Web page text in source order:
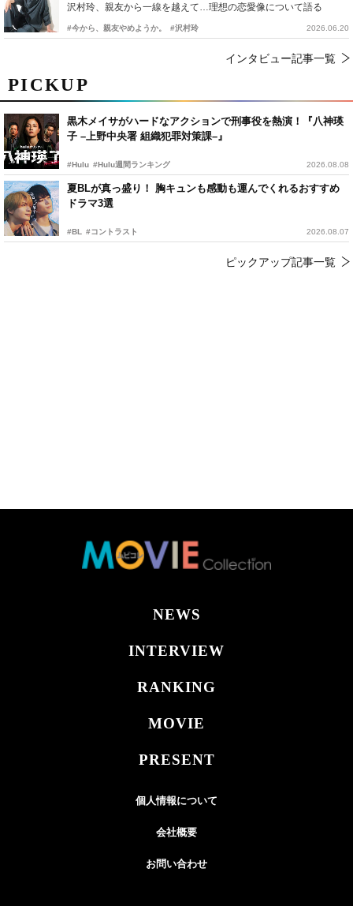
PICKUP
黒木メイサがハードなアクションで刑事役を熱演！『八神瑛
子 –上野中央署 組織犯罪対策課–』
#Hulu #Hulu週間ランキング 2026.08.08
夏BLが真っ盛り！ 胸キュンも感動も運んでくれるおすすめ
ドラマ3選
#BL #コントラスト 2026.08.07
ピックアップ記事一覧
沢村玲、親友から一線を越えて…理想の恋愛像について語る
#今から、親友やめようか。 #沢村玲 2026.06.20
インタビュー記事一覧
NEWS
INTERVIEW
RANKING
MOVIE
PRESENT
個人情報について
会社概要
お問い合わせ